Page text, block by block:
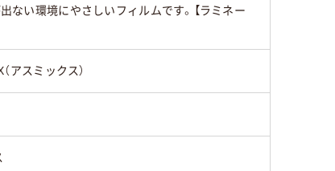
ない環境にやさしいフィルムです。【ラミネー
アスミックス）